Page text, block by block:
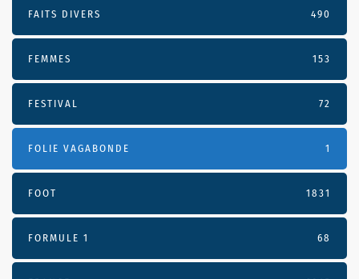
FAITS DIVERS 490
FEMMES 153
FESTIVAL 72
FOLIE VAGABONDE 1
FOOT 1831
FORMULE 1 68